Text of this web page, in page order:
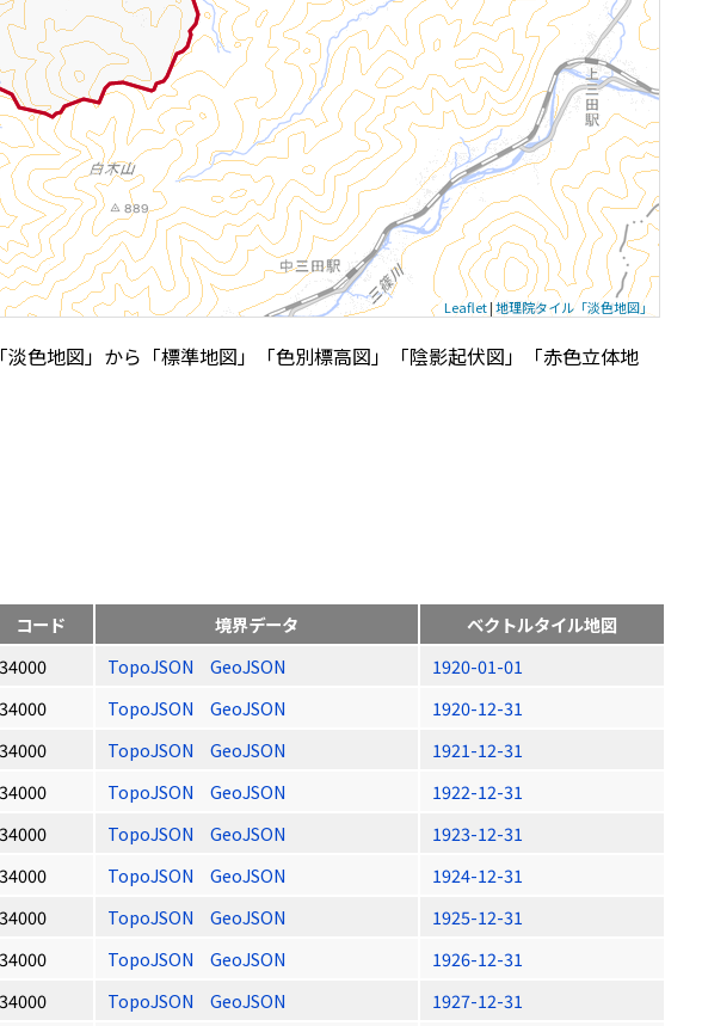
Leaflet|地理院タイル「淡色地図」
色地図」から「標準地図」「色別標高図」「陰影起伏図」「赤色立体地
コード 境界データ
ベクトルタイル地図
34000 TopoJSON GeoJSON
1920-01-01
34000 TopoJSON GeoJSON
1920-12-31
34000 TopoJSON GeoJSON
1921-12-31
34000 TopoJSON GeoJSON
1922-12-31
34000 TopoJSON GeoJSON
1923-12-31
34000 TopoJSON GeoJSON
1924-12-31
34000 TopoJSON GeoJSON
1925-12-31
34000 TopoJSON GeoJSON
1926-12-31
34000 TopoJSON GeoJSON
1927-12-31